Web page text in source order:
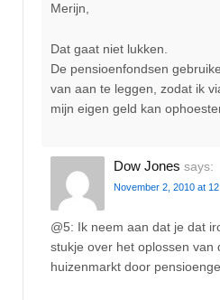
Merijn,
Dat gaat niet lukken.
De pensioenfondsen
van aan te leggen, zodat ik
mijn eigen geld kan
Dow Jones says:
November 2, 2010 at
@5: Ik neem aan dat je dat
stukje over het oplossen van
huizenmarkt door